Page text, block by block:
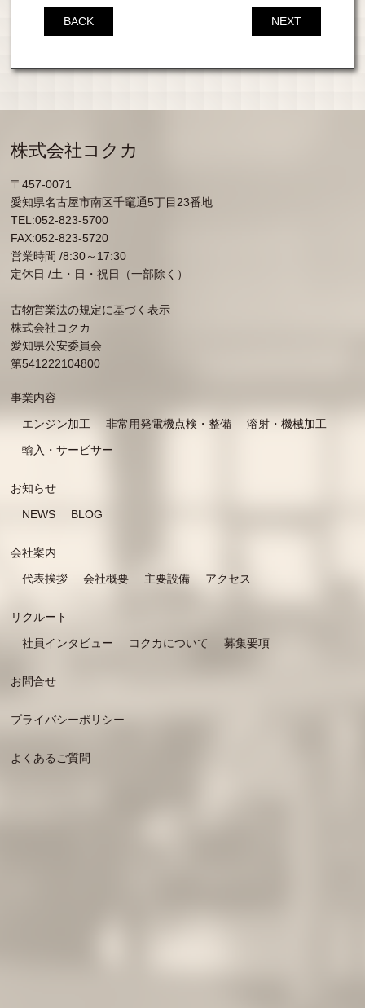
BACK NEXT
株式会社コクカ
〒457-0071
愛知県名古屋市南区千竈通5丁目23番地
TEL:052-823-5700
FAX:052-823-5720
営業時間 /8:30～17:30
定休日 /土・日・祝日（一部除く）
古物営業法の規定に基づく表示
株式会社コクカ
愛知県公安委員会
第541222104800
事業内容
エンジン加工
非常用発電機点検・整備
溶射・機械加工
輸入・サービサー
お知らせ
NEWS
BLOG
会社案内
代表挨拶
会社概要 主要設備 アクセス
リクルート
社員インタビュー
コクカについて 募集要項
お問合せ
プライバシーポリシー
よくあるご質問